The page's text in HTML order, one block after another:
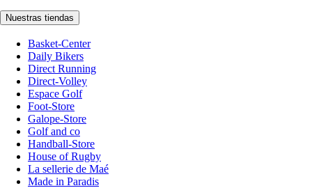
Nuestras tiendas
Basket-Center
Daily Bikers
Direct Running
Direct-Volley
Espace Golf
Foot-Store
Galope-Store
Golf and co
Handball-Store
House of Rugby
La sellerie de Maé
Made in Paradis